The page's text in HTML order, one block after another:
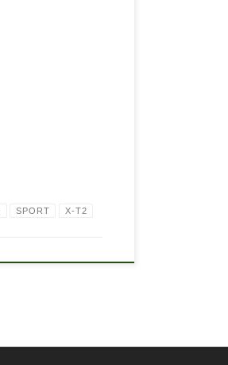
SPORT X-T2